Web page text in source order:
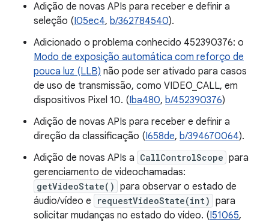
Adição de novas APIs para receber e definir a
seleção (I05ec4, b/362784540).
Adicionado o problema conhecido 452390376: o
Modo de exposição automática com reforço de
pouca luz (LLB) não pode ser ativado para casos
de uso de transmissão, como VIDEO_CALL, em
dispositivos Pixel 10. (Iba480, b/452390376)
Adição de novas APIs para receber e definir a
direção da classificação (I658de, b/394670064).
Adição de novas APIs a CallControlScope para
gerenciamento de videochamadas:
getVideoState() para observar o estado de
áudio/vídeo e
requestVideoState(int) para
solicitar mudanças no estado do vídeo. (I51065,